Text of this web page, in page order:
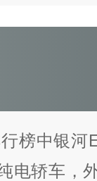
榜中银河
电轿车，